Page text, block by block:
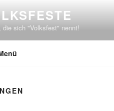
die sich "Volksfest" nennt!